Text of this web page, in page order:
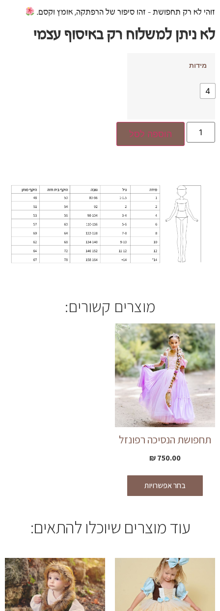
זוהי לא רק תחפושת – זהו סיפור של הרפתקה, אומץ וקסם.
לא ניתן למשלוח רק באיסוף עצמי
מידות
4
הוספה לסל
מוצרים קשורים:
תחפושת הנסיכה רפונזל
750.00
₪
בחר אפשרויות
עוד מוצרים שיוכלו להתאים: